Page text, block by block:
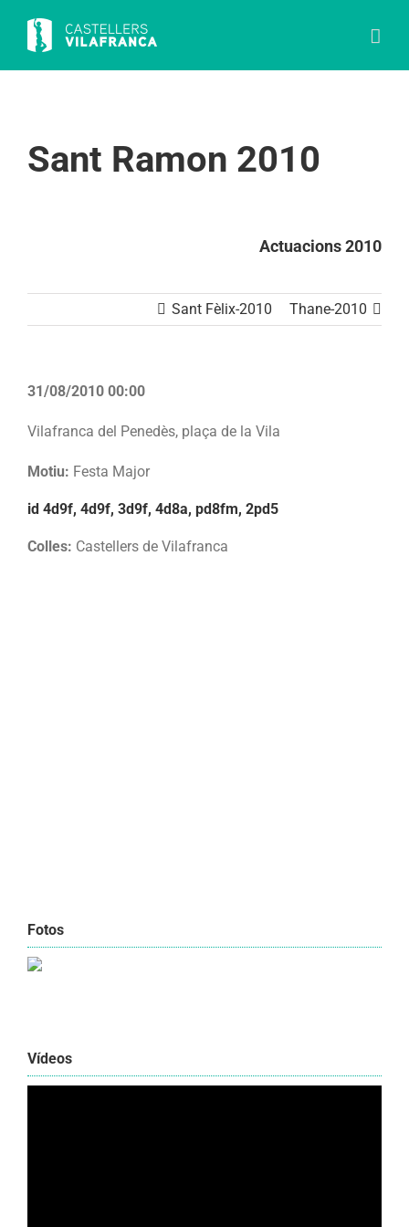
content
Sant Ramon 2010
Actuacions 2010
Sant Fèlix-2010 Thane-2010
31/08/2010 00:00
Vilafranca del Penedès, plaça de la Vila
Motiu: Festa Major
id 4d9f, 4d9f, 3d9f, 4d8a, pd8fm, 2pd5
Colles: Castellers de Vilafranca
Fotos
Vídeos